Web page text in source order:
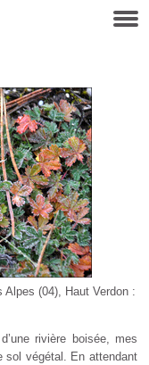
(04), Haut Verdon :
rivière boisée, mes
sol végétal. En attendant